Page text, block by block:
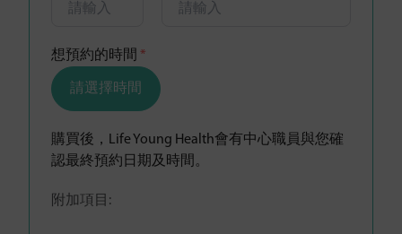
想預約的時間 *
請選擇時間
購買後，Life Young Health會有中心職員與您確
認最終預約日期及時間。
附加項目: